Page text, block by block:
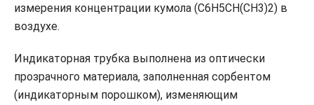
измерения концентрации кумола (C6H5CH(CH3)2) в
воздухе.
Индикаторная трубка выполнена из оптически
прозрачного материала, заполненная сорбентом
(индикаторным порошком), изменяющим